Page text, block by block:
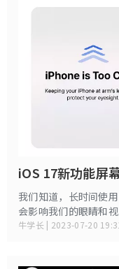
iOS 17新功能屏
我们知道，长时间使
会影响我们的眼睛和
多新功能，其中有一
牛学长 | 2023-07-20